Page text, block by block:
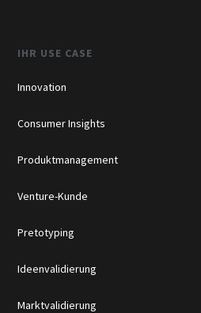
IHR USE CASE
Innovation
Consumer Insights
Produktmanagement
Venture-Kunde
Pretotyping
Ideenvalidierung
Marktvalidierung